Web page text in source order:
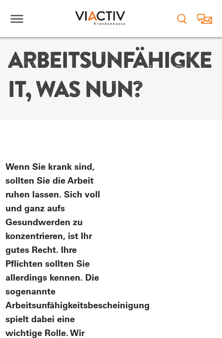
ARBEITSUNFÄHIGKE
IT, WAS NUN?
Wenn Sie krank sind,
sollten Sie die Arbeit
ruhen lassen. Sich voll
und ganz aufs
Gesundwerden zu
konzentrieren, ist Ihr
gutes Recht. Ihre
Pflichten sollten Sie
allerdings kennen. Die
sogenannte
Arbeitsunfähigkeitsbescheinigung
spielt dabei eine
wichtige Rolle. Wir